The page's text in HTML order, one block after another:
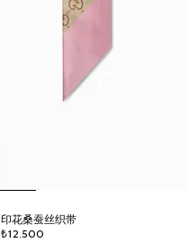
印花桑蚕丝织带
₺12.500